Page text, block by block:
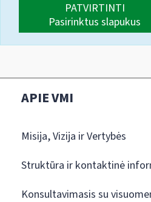
PATVIRTINTI
Pasirinktus slapukus
APIE VMI
Misija, Vizija ir Vertybės
Struktūra ir kontaktinė
Konsultavimasis su